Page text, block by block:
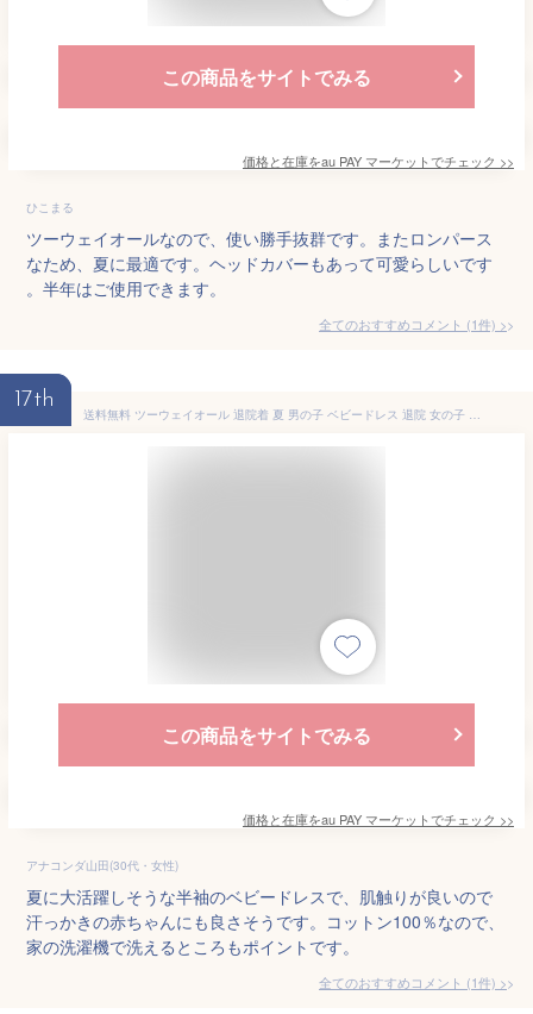
この商品をサイトでみる
価格と在庫をau PAY マーケットでチェック >>
ひこまる
ツーウェイオールなので、使い勝手抜群です。またロンパース
なため、夏に最適です。ヘッドカバーもあって可愛らしいです
。半年はご使用できます。
全てのおすすめコメント (1件) >
17th
送料無料 ツーウェイオール 退院着 夏 男の子 ベビードレス 退院 女の子 セレモニードレス 男の子 退院 新生児 双子 お宮参り 半袖
この商品をサイトでみる
価格と在庫をau PAY マーケットでチェック >>
アナコンダ山田(30代・女性)
夏に大活躍しそうな半袖のベビードレスで、肌触りが良いので
汗っかきの赤ちゃんにも良さそうです。コットン100％なので、
家の洗濯機で洗えるところもポイントです。
全てのおすすめコメント (1件) >